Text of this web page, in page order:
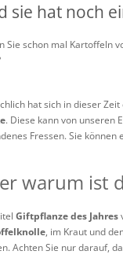
sie hat noch
Sie schon mal Kartoffeln
hat sich in dieser Zeit
. Diese kann von unseren
Fressen. Sie
warum ist
Giftpflanze des Jahres
, im Kraut und
Achten Sie nur darauf,